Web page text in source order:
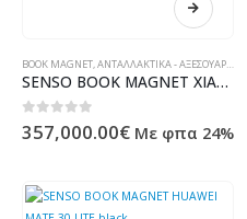
BOOK MAGNET,ΑΝΤΑΛΛΑΚΤΙΚΆ - ΑΞΕΣΟΥΆΡ ΥΠΟΛΟΓΙΣΤΏΝ - ΗΛΕΚΤΡΟΝΙΚΆ
SENSO BOOK MAGNET XIAOMI REDMI NOTE 8T gold
0out of 5
357,000.00€ Με φπα 24%